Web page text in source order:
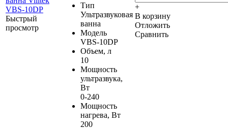
Быстрый
просмотр
Тип
Ультразвуковая
ванна
Модель
VBS-10DP
Объем, л
10
Мощность
ультразвука,
Вт
0-240
Мощность
нагрева, Вт
200
+
В корзину
Отложить
Сравнить